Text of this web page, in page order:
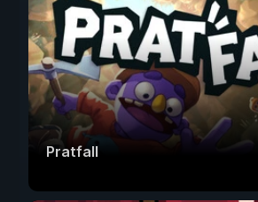
Pratfall